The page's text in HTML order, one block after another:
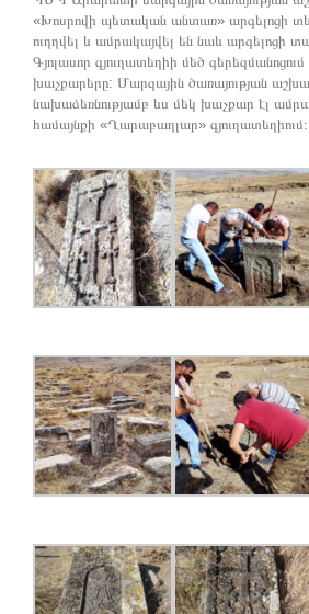
«Խոսրովի պետական անտառ» արգելոցի
ուղղվել և ամրակայվել են նաև արգելոցի
Գյոլասոր գյուղատեղիի մեծ
խաչքարերը: Մարզային ծառայության
նախաձեռնությամբ ևս մեկ խաչքար էլ
համայնքի «Ղարաբաղլար» գյուղատեղիում։